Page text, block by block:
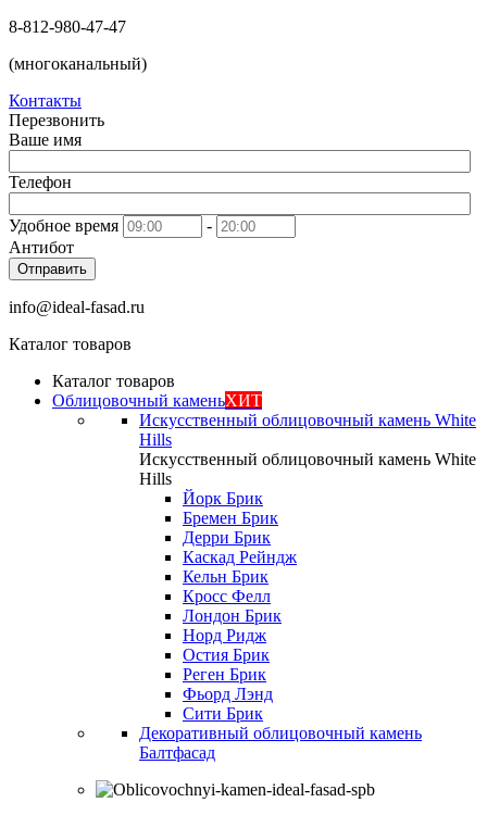
8-812-980-47-47
(многоканальный)
Контакты
Перезвонить
Ваше имя
Телефон
Удобное время
-
Антибот
Отправить
info@ideal-fasad.ru
Каталог товаров
Каталог товаров
Облицовочный каменьХИТ
Искусственный облицовочный камень White
Hills
Искусственный облицовочный камень White
Hills
Йорк Брик
Бремен Брик
Дерри Брик
Каскад Рейндж
Кельн Брик
Кросс Фелл
Лондон Брик
Норд Ридж
Остия Брик
Реген Брик
Фьорд Лэнд
Сити Брик
Декоративный облицовочный камень
Балтфасад